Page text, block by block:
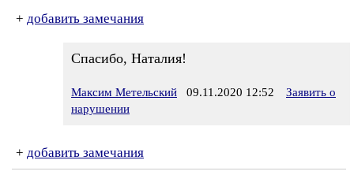
+ добавить замечания
Спасибо, Наталия!
Максим Метельский 09.11.2020 12:52
Заявить о
нарушении
+ добавить замечания